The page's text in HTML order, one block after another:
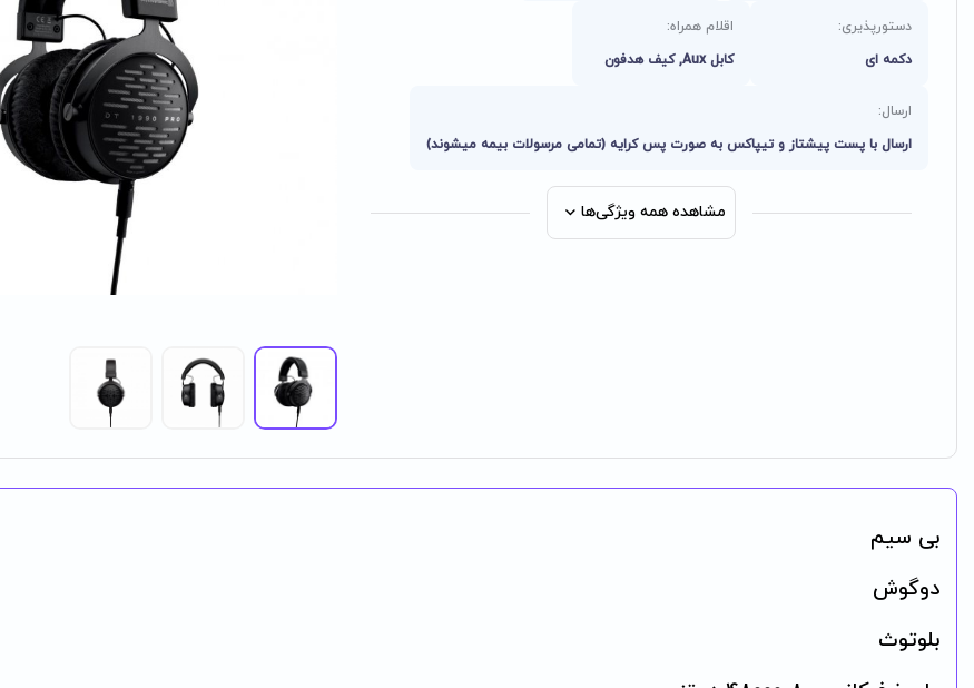
دستورپذیری:
دکمه ای
اقلام همراه:
کابل Aux, کیف هدفون
ارسال:
ارسال با پست پیشتاز و تیپاکس به صورت پس کرایه (تمامی مرسولات بیمه میشوند)
مشاهده همه ویژگی‌ها
بی سیم
دوگوش
بلوتوث